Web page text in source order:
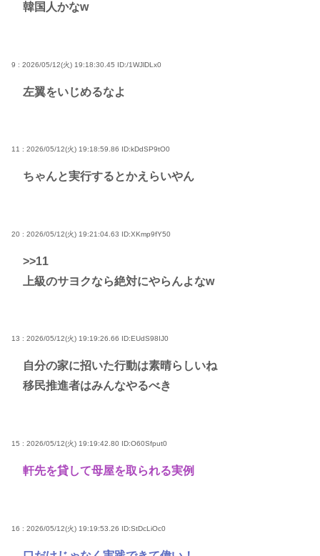
韓国人かなw
9 : 2026/05/12(火) 19:18:30.45 ID:/1WJlDLx0
左翼をいじめるなよ
11 : 2026/05/12(火) 19:18:59.86 ID:kDdSP9tO0
ちゃんと実行するとかえらいやん
20 : 2026/05/12(火) 19:21:04.63 ID:XKmp9fY50
>>11
上級のサヨクなら絶対にやらんよなw
13 : 2026/05/12(火) 19:19:26.66 ID:EUdS98IJ0
自分の家に招いた行動は素晴らしいね
移民推進者はみんなやるべき
15 : 2026/05/12(火) 19:19:42.80 ID:O60Sfput0
軒先を貸して母屋を取られる実例
16 : 2026/05/12(火) 19:19:53.26 ID:StDcLiOc0